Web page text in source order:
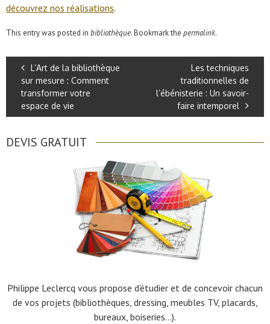
découvrez nos réalisations.
This entry was posted in bibliothèque. Bookmark the permalink.
L’Art de la bibliothèque
sur mesure : Comment
transformer votre
espace de vie
Les techniques
traditionnelles de
l’ébénisterie : Un savoir-
faire intemporel
DEVIS GRATUIT
Philippe Leclercq vous propose d’étudier et de concevoir chacun
de vos projets (bibliothèques, dressing, meubles TV, placards,
bureaux, boiseries…).